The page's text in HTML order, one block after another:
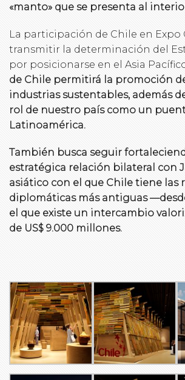
«manto» que se presenta al
La participación de Chile en Expo
transmitir la determinación del
por posicionarse en el Asia
de Chile permitirá la promoción
industrias sustentables, además
rol de nuestro país como un
Latinoamérica.
También busca seguir
estratégica relación bilateral con
asiático con el que Chile tiene las
diplomáticas más antiguas
el que existe un intercambio
de US$ 9.000 millones.